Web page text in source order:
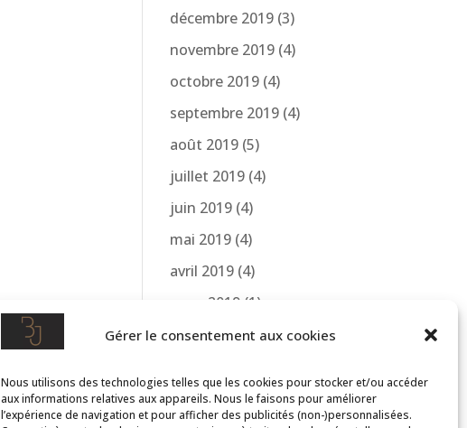
Gérer le consentement aux cookies
Nous utilisons des technologies telles que les cookies pour stocker et/ou accéder
aux informations relatives aux appareils. Nous le faisons pour améliorer
l’expérience de navigation et pour afficher des publicités (non-)personnalisées.
décembre 2019 (3)
novembre 2019 (4)
octobre 2019 (4)
septembre 2019 (4)
août 2019 (5)
juillet 2019 (4)
juin 2019 (4)
mai 2019 (4)
avril 2019 (4)
mars 2019 (1)
avril 2018(2)